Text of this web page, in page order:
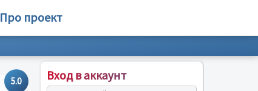
Про проект
5.0 Вход в аккаунт